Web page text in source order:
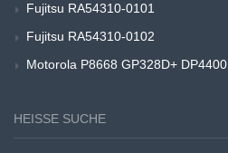
Fujitsu RA54310-0101
Fujitsu RA54310-0102
Motorola P8668 GP328D+ DP4400
HEISSE SUCHE